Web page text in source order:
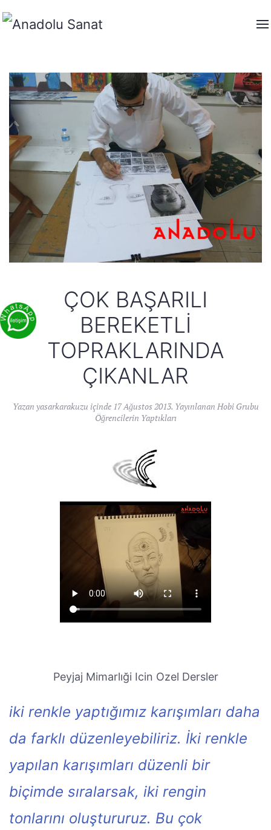
ÇOK BAŞARILI
BEREKETLI
TOPRAKLARINDA
ÇIKANLAR
Yazan yasarkarakuzu içinde 17 Ağustos 2013. Yayınlanan Hobi Grubu
Öğrencilerin Yaptıkları
Peyjaj Mimarlıği Icin Ozel Dersler
iki renkle yaptığımız karışımları daha
da farklı düzenleyebiliriz. İki renkle
yapılan karışımları düzenli bir
biçimde sıralarsak, iki rengin
tonlarını oluştururuz. Bu çok